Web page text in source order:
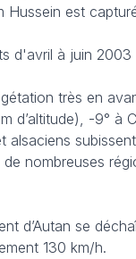
Hussein est
d'avril à juin 2003
très en
d’altitude), -9° à
alsaciens
nombreuses
d’Autan se
130 km/h.